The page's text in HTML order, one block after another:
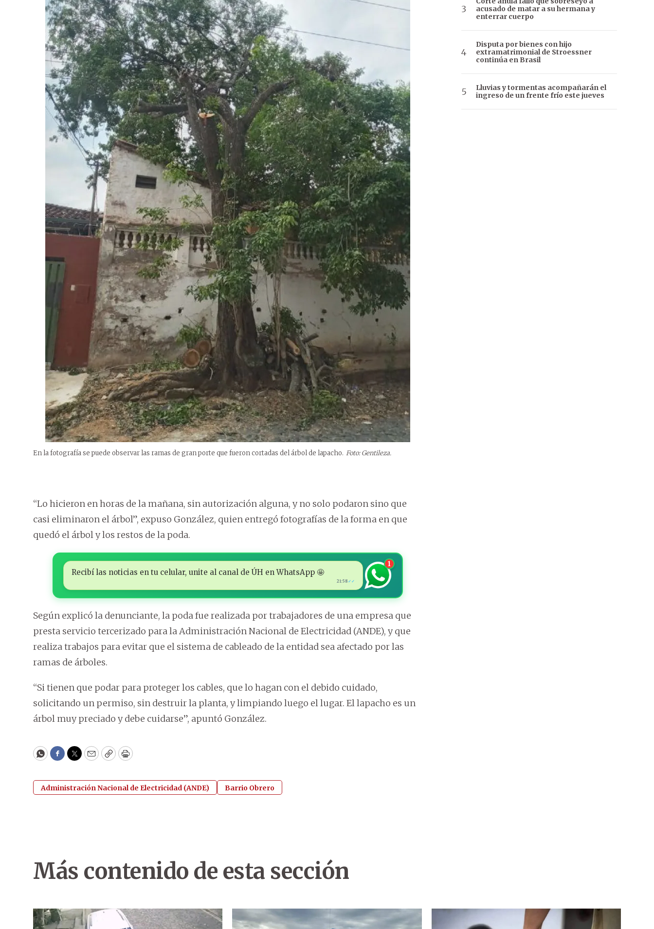
En la fotografía se puede observar las ramas de gran porte que fueron cortadas del árbol de lapacho. Foto: Gentileza.
“Lo hicieron en horas de la mañana, sin autorización alguna, y no solo podaron sino que
casi eliminaron el árbol”, expuso González, quien entregó fotografías de la forma en que
quedó el árbol y los restos de la poda.
Recibí las noticias en tu celular, unite al canal de ÚH en WhatsApp 🤩
21:58 ✓✓
1
Según explicó la denunciante, la poda fue realizada por trabajadores de una empresa que
presta servicio tercerizado para la Administración Nacional de Electricidad (ANDE), y que
realiza trabajos para evitar que el sistema de cableado de la entidad sea afectado por las
ramas de árboles.
“Si tienen que podar para proteger los cables, que lo hagan con el debido cuidado,
solicitando un permiso, sin destruir la planta, y limpiando luego el lugar. El lapacho es un
árbol muy preciado y debe cuidarse”, apuntó González.
WhatsApp
Facebook
Twitter
EmailCopyPrint
Administración Nacional de Electricidad (ANDE) Barrio Obrero
acusado de matar a su hermana y
enterrar cuerpo
Disputa por bienes con hijo
extramatrimonial de Stroessner
continúa en Brasil
Lluvias y tormentas acompañarán el
ingreso de un frente frío este jueves
Más contenido de esta sección